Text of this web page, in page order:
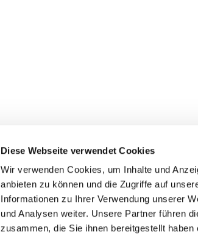
Diese Webseite verwendet Cookies
Wir verwenden Cookies, um Inhalte und
anbieten zu können und die Zugriffe auf
Informationen zu Ihrer Verwendung unserer
und Analysen weiter. Unsere Partner führen
zusammen, die Sie ihnen bereitgestellt